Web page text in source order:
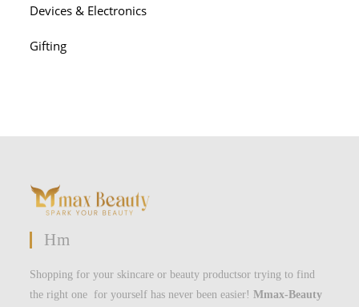
Devices & Electronics
Gifting
Hm
Shopping for your skincare or beauty productsor trying to find
the right one for yourself has never been easier!Mmax-Beauty